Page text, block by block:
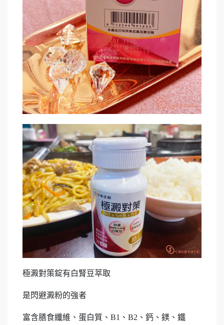
極澱對策錠有白腎豆萃取
是閃避澱粉的強者
富含膳食纖維、蛋白質、B1、B2、鈣、鎂、鐵